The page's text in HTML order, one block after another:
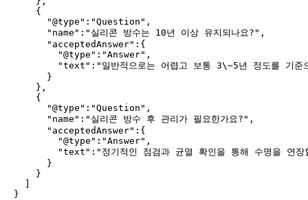
    {
      "@type":"Question",
      "name":"실리콘 방수는 10년 이상 유지되나요?",
      "acceptedAnswer":{
        "@type":"Answer",
"text":"일반적으로는 어렵고 보통 3\~5년 정도를 기준
      }
    },
    {
      "@type":"Question",
      "name":"실리콘 방수 후 관리가 필요한가요?",
      "acceptedAnswer":{
        "@type":"Answer",
"text":"정기적인 점검과 균열 확인을 통해 수명을 연장
      }
    }
  ]
}